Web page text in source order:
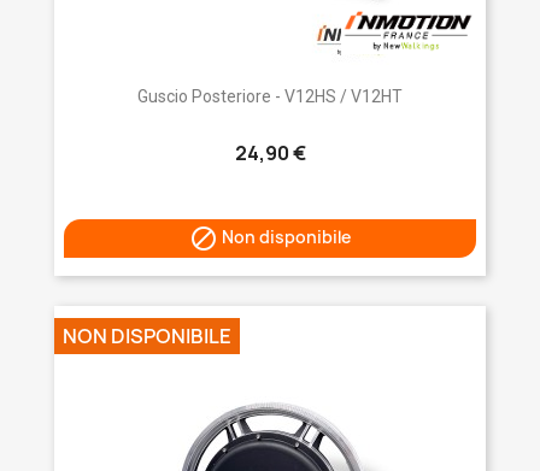
Guscio Posteriore - V12HS / V12HT
24,90 €
 Non disponibile
NON DISPONIBILE